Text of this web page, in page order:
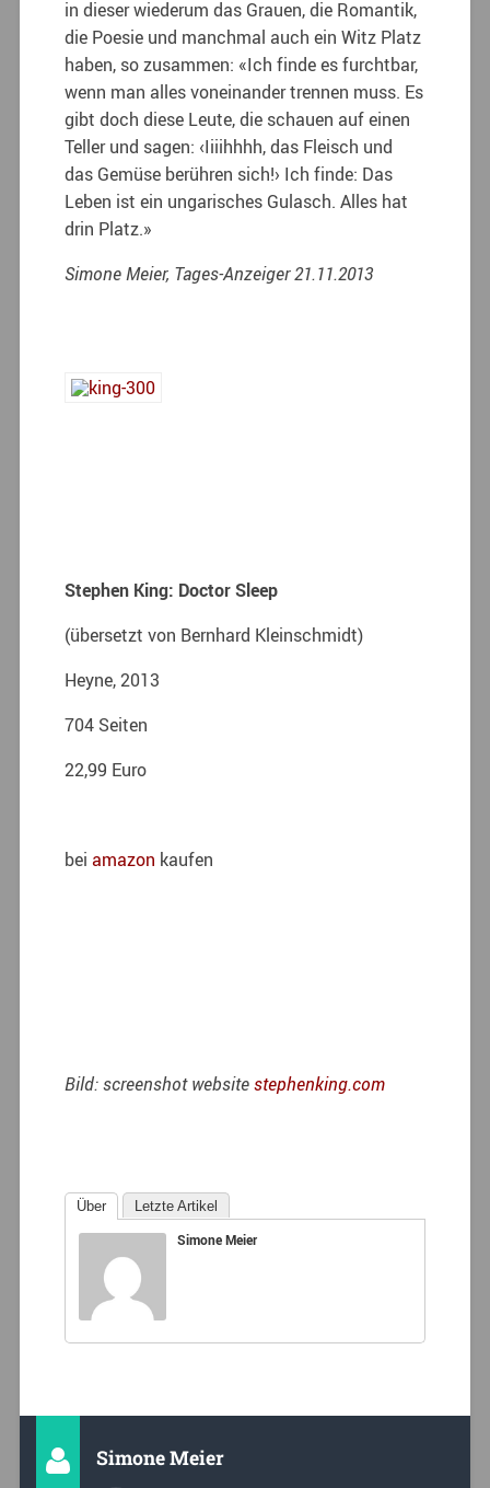
in dieser wiederum das Grauen, die Romantik,
die Poesie und manchmal auch ein Witz Platz
haben, so zusammen: «Ich finde es furchtbar,
wenn man alles voneinander trennen muss. Es
gibt doch diese Leute, die schauen auf einen
Teller und sagen: ‹Iiiihhhh, das Fleisch und
das Gemüse berühren sich!› Ich finde: Das
Leben ist ein ungarisches Gulasch. Alles hat
drin Platz.»
Simone Meier, Tages-Anzeiger 21.11.2013
Stephen King: Doctor Sleep
(übersetzt von Bernhard Kleinschmidt)
Heyne, 2013
704 Seiten
22,99 Euro
beiamazon kaufen
Bild: screenshot websitestephenking.com
Über Letzte Artikel
Simone Meier
Simone Meier